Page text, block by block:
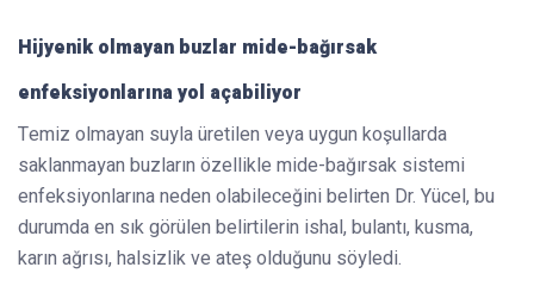
Hijyenik olmayan buzlar mide-bağırsak
enfeksiyonlarına yol açabiliyor
Temiz olmayan suyla üretilen veya uygun koşullarda
saklanmayan buzların özellikle mide-bağırsak sistemi
enfeksiyonlarına neden olabileceğini belirten Dr. Yücel, bu
durumda en sık görülen belirtilerin ishal, bulantı, kusma,
karın ağrısı, halsizlik ve ateş olduğunu söyledi.